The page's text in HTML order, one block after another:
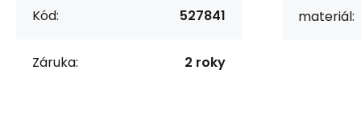
Kód: 527841
Záruka: 2 roky
materiál: